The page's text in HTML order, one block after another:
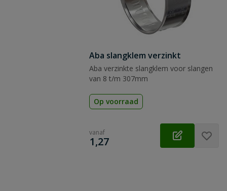
Aba slangklem verzinkt
Aba verzinkte slangklem voor slangen
van 8 t/m 307mm
Op voorraad
vanaf
€
1,27